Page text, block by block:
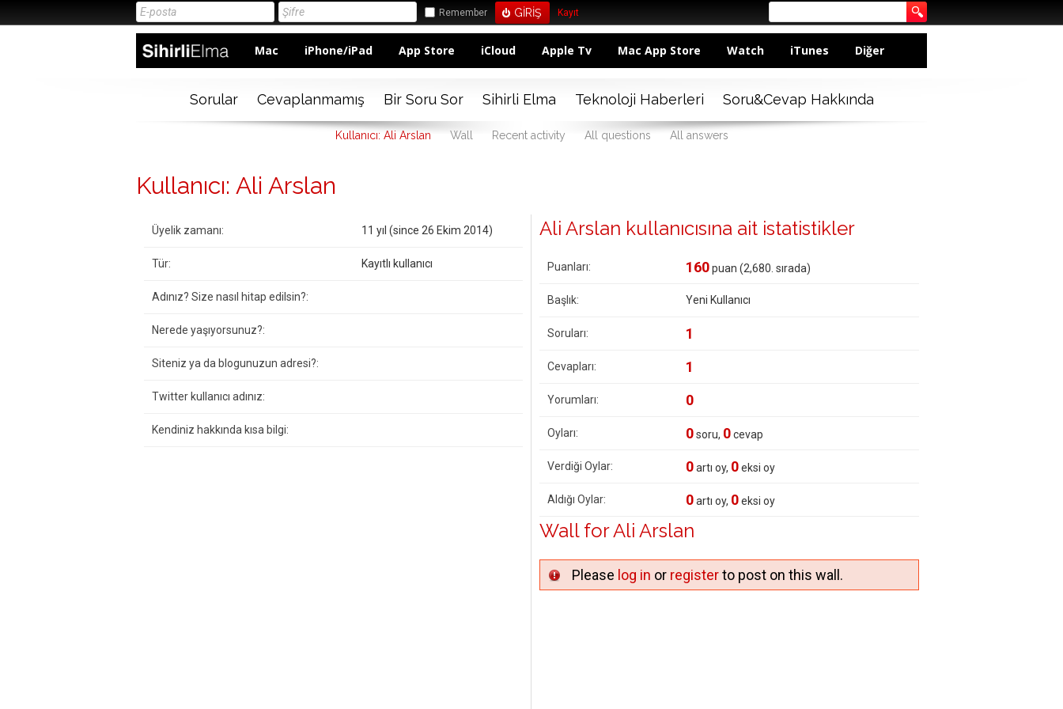
Remember Kayıt
Mac iPhone/iPad App Store iCloud Apple Tv Mac App Store Watch iTunes Diğer
Sorular Cevaplanmamış Bir Soru Sor Sihirli Elma Teknoloji Haberleri Soru&Cevap Hakkında
Kullanıcı: Ali Arslan Wall Recent activity All questions All answers
Kullanıcı: Ali Arslan
Üyelik zamanı: 11 yıl (since 26 Ekim 2014)
Tür: Kayıtlı kullanıcı
Adınız? Size nasıl hitap edilsin?:
Nerede yaşıyorsunuz?:
Siteniz ya da blogunuzun adresi?:
Twitter kullanıcı adınız:
Kendiniz hakkında kısa bilgi:
Ali Arslan kullanıcısına ait istatistikler
Puanları: 160puan (2,680 . sırada)
Başlık: Yeni Kullanıcı
Soruları: 1
Cevapları: 1
Yorumları: 0
Oyları: 0soru, 0cevap
Verdiği Oylar: 0artı oy, 0eksi oy
Aldığı Oylar: 0artı oy, 0eksi oy
Wall for Ali Arslan
Please log in or registerto post on this wall.